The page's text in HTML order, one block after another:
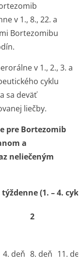
v 1., 8., 22. a
Bortezomibu
v 1., 2., 3. a
cyklu
sa deväť
liečby.
pre Bortezomib
a
neliečeným
(1. – 4.
2
4. deň 8. deň 11.